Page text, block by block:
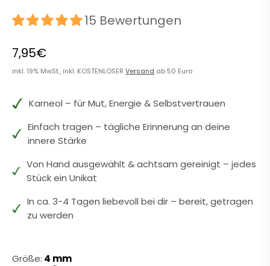
15 Bewertungen
7,95€
inkl. 19% MwSt., inkl. KOSTENLOSERVersand ab 50 Euro
Karneol – für Mut, Energie & Selbstvertrauen
Einfach tragen – tägliche Erinnerung an deine
innere Stärke
Von Hand ausgewählt & achtsam gereinigt – jedes
Stück ein Unikat
In ca. 3-4 Tagen liebevoll bei dir – bereit, getragen
zu werden
Größe: 4 mm